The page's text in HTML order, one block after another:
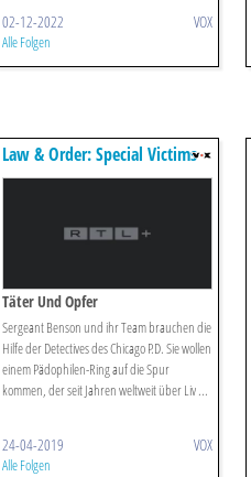
02-12-2022 VOX
Alle Folgen
Law & Order: Special Victims
Unit
Täter Und Opfer
Sergeant Benson und ihr Team brauchen die
Hilfe der Detectives des Chicago P.D. Sie wollen
einem Pädophilen-Ring auf die Spur
kommen, der seit Jahren weltweit über Liv ...
24-04-2019 VOX
Alle Folgen